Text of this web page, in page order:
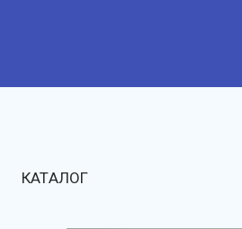
КАТАЛОГ